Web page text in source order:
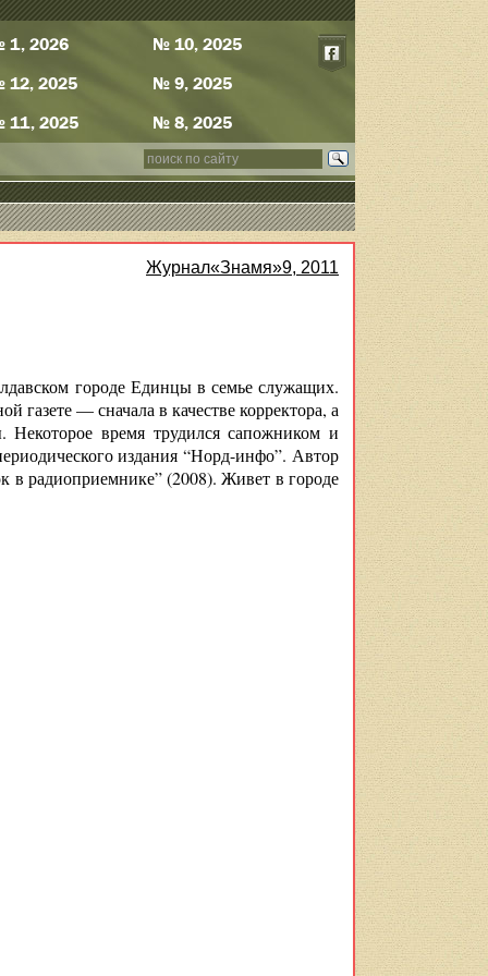
1, 2026
12, 2025
11, 2025
№ 10, 2025
№ 9, 2025
№ 8, 2025
Журнал«Знамя»9, 2011
городе Единцы в семье служащих.
газете — сначала в качестве корректора, а
время трудился сапожником и
издания “Норд-инфо”. Автор
в радиоприемнике” (2008). Живет в городе